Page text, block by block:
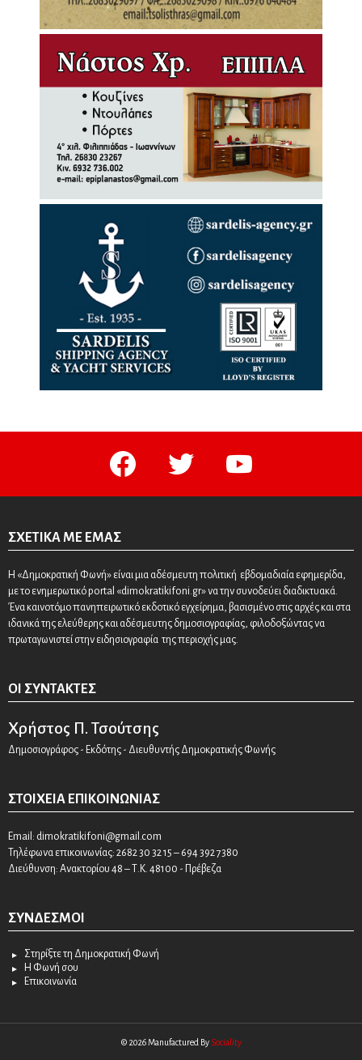
facebook twitter youtube
ΣΧΕΤΙΚΆ ΜΕ ΕΜΆΣ
Η «Δημοκρατική Φωνή» είναι μια αδέσμευτη πολιτική εβδομαδιαία εφημερίδα,
με το ενημερωτικό portal «dimokratikifoni.gr» να την συνοδεύει διαδικτυακά.
Ένα καινοτόμο πανηπειρωτικό εκδοτικό εγχείρημα, βασισμένο στις αρχές και στα
ιδανικά της ελεύθερης και αδέσμευτης δημοσιογραφίας, φιλοδοξώντας να
πρωταγωνιστεί στην ειδησιογραφία της περιοχής μας.
ΟΙ ΣΥΝΤΆΚΤΕΣ
Χρήστος Π. Τσούτσης
Δημοσιογράφος - Εκδότης - Διευθυντής Δημοκρατικής Φωνής
ΣΤΟΙΧΕΊΑ ΕΠΙΚΟΙΝΩΝΊΑΣ
Email: dimokratikifoni@gmail.com
Τηλέφωνα επικοινωνίας: 2682 30 32 15 – 694 392 7380
Διεύθυνση: Ανακτορίου 48 – Τ.Κ. 48100 - Πρέβεζα
ΣΎΝΔΕΣΜΟΙ
Στηρίξτε τη Δημοκρατική Φωνή
Η Φωνή σου
Επικοινωνία
© 2026 Manufactured By Sociality